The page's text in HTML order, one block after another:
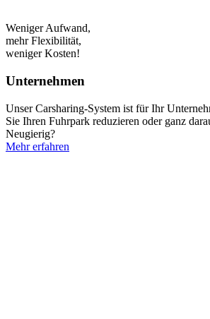
Weniger Aufwand,
mehr Flexibilität,
weniger Kosten!
Unter­nehmen
Unser Carsharing-System ist für Ihr
Sie Ihren Fuhrpark reduzieren oder ganz
Neugierig?
Mehr erfahren